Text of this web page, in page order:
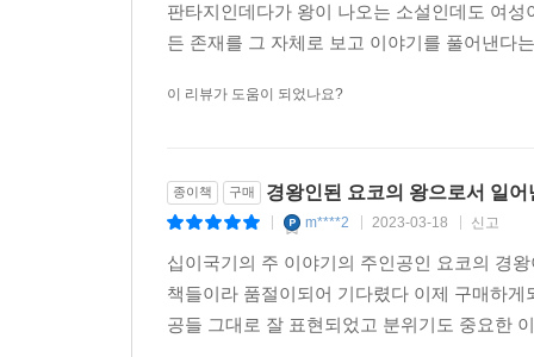
판타지인데다가 왕이 나오는 소설인데도 여
든 존재를 그 자체로 보고 이야기를 풀어낸다
이 리뷰가 도움이 되었나요?
종이책 구매 경왕인된 요코의 왕으로서 일어
m****2 2023-03-18 신고
십이국기의 주 이야기의 주인공인 요코의 경
책들이라 품절이되어 기다렸다 이제 구매하
공들 그대로 잘 표현되었고 분위기도 중요한